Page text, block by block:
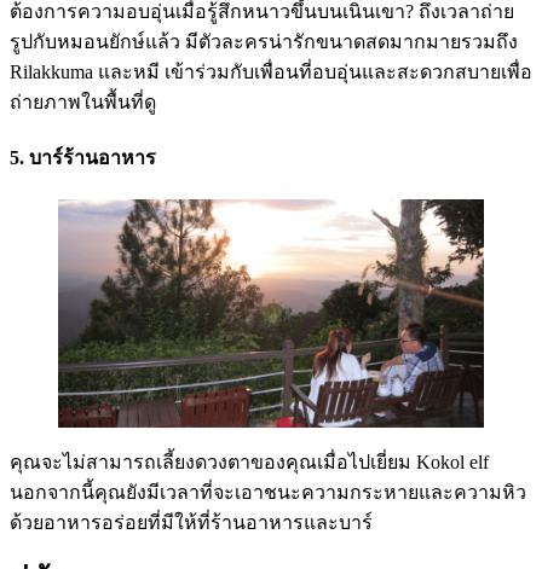
ต้องการความอบอุ่นเมื่อรู้สึกหนาวขึ้นบนเนินเขา? ถึงเวลาถ่าย
รูปกับหมอนยักษ์แล้ว มีตัวละครน่ารักขนาดสดมากมายรวมถึง
Rilakkuma และหมี เข้าร่วมกับเพื่อนที่อบอุ่นและสะดวกสบายเพื่อ
ถ่ายภาพในพื้นที่ดู
5. บาร์ร้านอาหาร
คุณจะไม่สามารถเลี้ยงดวงตาของคุณเมื่อไปเยี่ยม Kokol elf
นอกจากนี้คุณยังมีเวลาที่จะเอาชนะความกระหายและความหิว
ด้วยอาหารอร่อยที่มีให้ที่ร้านอาหารและบาร์